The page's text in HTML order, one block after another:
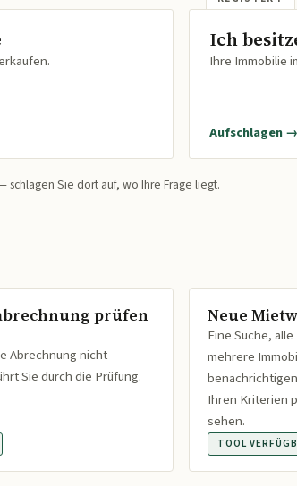
Ich
Ihre Immobilie
Aufschlagen →
schlagen Sie dort auf, wo Ihre Frage liegt.
prüfen
Abrechnung nicht
Sie durch die Prüfung.
Neue
Eine Suche,
mehrere
Ihren Kriterien
sehen.
TOOL